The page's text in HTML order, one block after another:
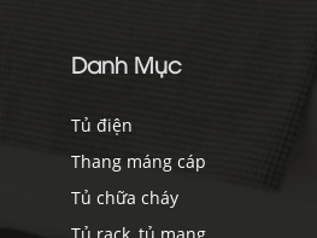
Danh Mục
Tủ điện
Thang máng cáp
Tủ chữa cháy